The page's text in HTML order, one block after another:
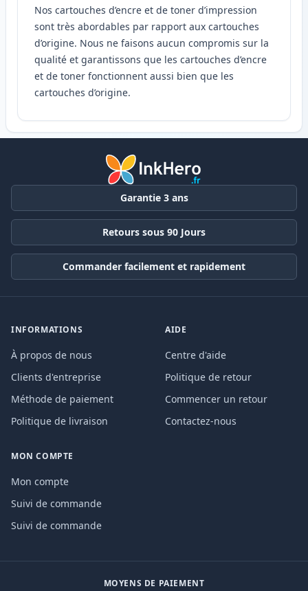
Nos cartouches d’encre et de toner d’impression
sont très abordables par rapport aux cartouches
d’origine. Nous ne faisons aucun compromis sur la
qualité et garantissons que les cartouches d’encre
et de toner fonctionnent aussi bien que les
cartouches d’origine.
Garantie 3 ans
Retours sous 90 Jours
Commander facilement et rapidement
INFORMATIONS
À propos de nous
Clients d'entreprise
Méthode de paiement
Politique de livraison
AIDE
Centre d'aide
Politique de retour
Commencer un retour
Contactez-nous
MON COMPTE
Mon compte
Suivi de commande
Suivi de commande
MOYENS DE PAIEMENT